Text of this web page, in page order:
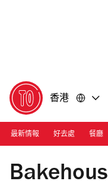
香港
最新情報 好去處 餐廳
Photograph: Fontaine